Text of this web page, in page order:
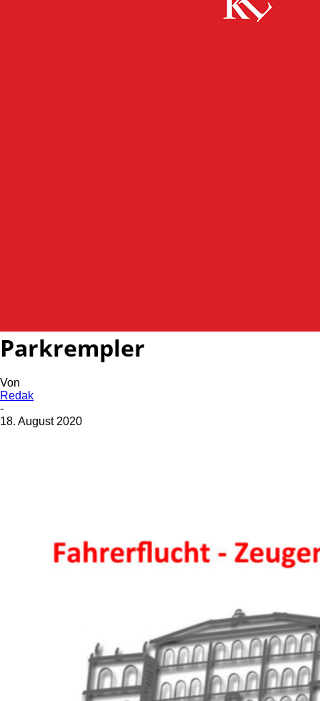
Parkrempler
Von
Redak
-
18. August 2020